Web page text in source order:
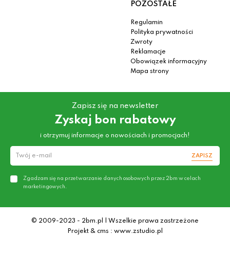
POZOSTAŁE
Regulamin
Polityka prywatności
Zwroty
Reklamacje
Obowiązek informacyjny
Mapa strony
Zapisz się na newsletter
Zyskaj bon rabatowy
i otrzymuj informacje o nowościach i promocjach!
ZAPISZ
Zgadzam się na przetwarzanie danych osobowych przez 2bm w celach
marketingowych.
© 2009-2023 - 2bm.pl | Wszelkie prawa zastrzeżone
Projekt & cms : www.zstudio.pl